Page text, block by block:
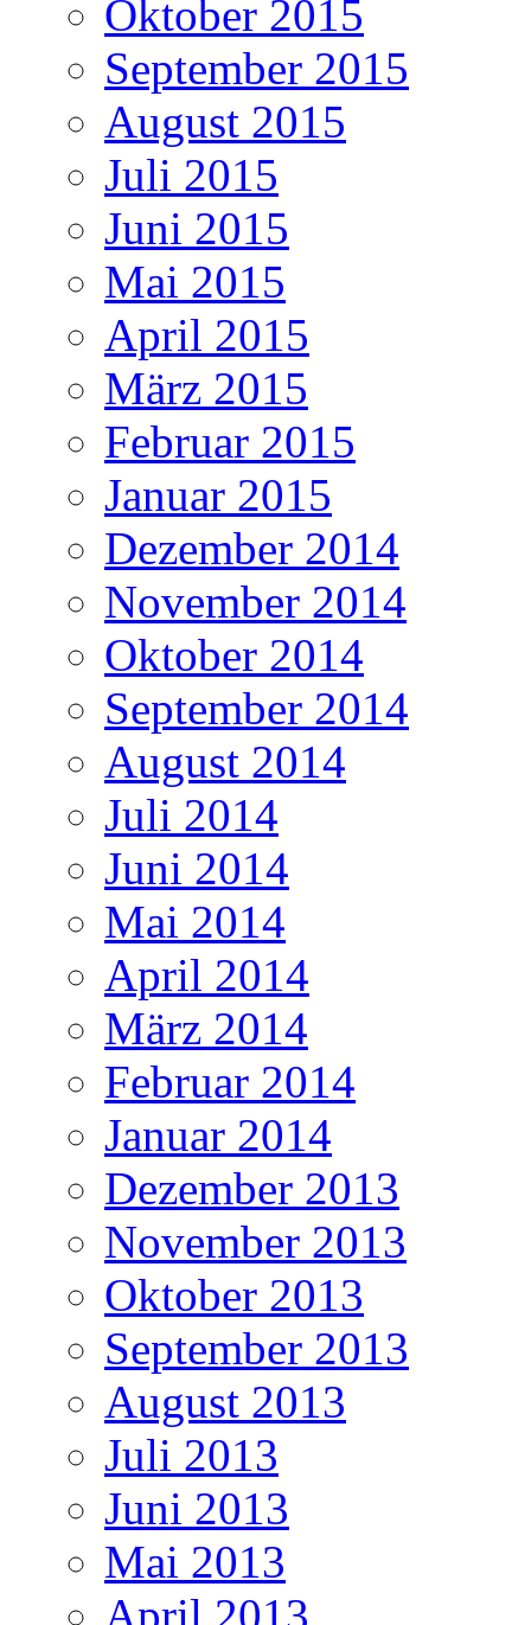
Oktober 2015
September 2015
August 2015
Juli 2015
Juni 2015
Mai 2015
April 2015
März 2015
Februar 2015
Januar 2015
Dezember 2014
November 2014
Oktober 2014
September 2014
August 2014
Juli 2014
Juni 2014
Mai 2014
April 2014
März 2014
Februar 2014
Januar 2014
Dezember 2013
November 2013
Oktober 2013
September 2013
August 2013
Juli 2013
Juni 2013
Mai 2013
April 2013